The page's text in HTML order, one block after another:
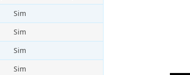
Sim
Sim
Sim
Sim